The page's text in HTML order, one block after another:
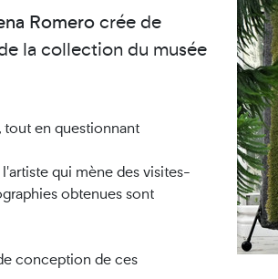
Romerocrée de
la collection du musée
tout en questionnant
qui mène des visites-
obtenues sont
conception de ces